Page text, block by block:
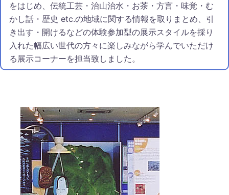
をはじめ、伝統工芸・治山治水・お茶・方言・味覚・む
かし話・歴史 etc.の地域に関する情報を取りまとめ、引
き出す・開けるなどの体験参加型の展示スタイルを採り
入れた幅広い世代の方々に楽しみながら学んでいただけ
る展示コーナーを担当致しました。